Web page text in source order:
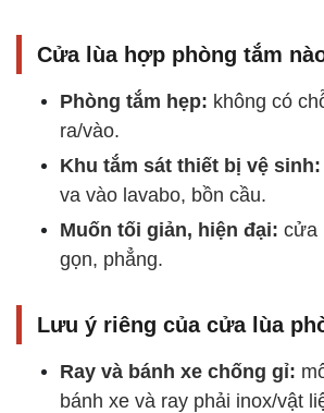
Cửa lùa hợp phòng tắm
Phòng tắm hẹp: không có
ra/vào.
Khu tắm sát thiết bị vệ sinh:
va vào lavabo, bồn cầu.
Muốn tối giản, hiện đại: cửa
gọn, phẳng.
Lưu ý riêng của cửa lùa
Ray và bánh xe chống gỉ:
bánh xe và ray phải inox/vật